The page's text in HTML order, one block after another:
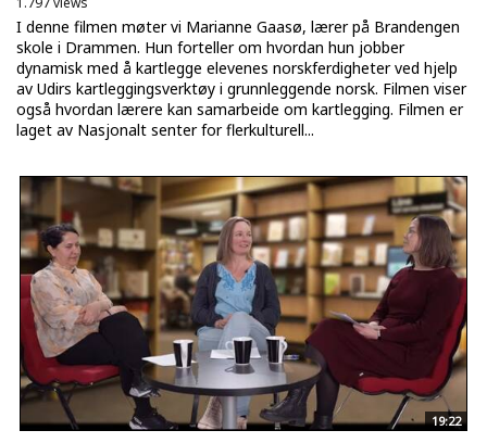
I denne filmen møter vi Marianne Gaasø, lærer på Brandengen
skole i Drammen. Hun forteller om hvordan hun jobber
dynamisk med å kartlegge elevenes norskferdigheter ved hjelp
av Udirs kartleggingsverktøy i grunnleggende norsk. Filmen viser
også hvordan lærere kan samarbeide om kartlegging. Filmen er
laget av Nasjonalt senter for flerkulturell...
19:22